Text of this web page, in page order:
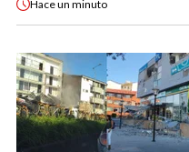
Haceun minuto